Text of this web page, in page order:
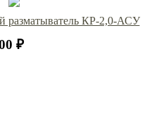
разматыватель КР-2,0-АСУ
₽